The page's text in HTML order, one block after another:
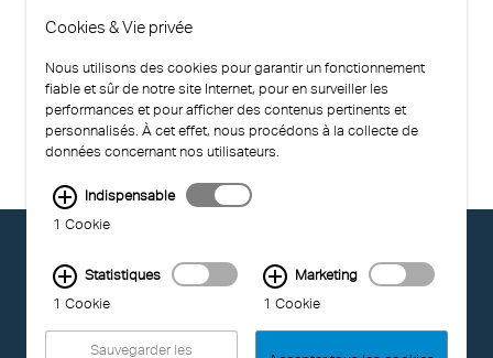
GENERAL CONDITIONS OF USE
PRIVACY STATEMENT
IMPRINT
Cookies & Vie privée
Nous utilisons des cookies pour garantir un fonctionnement
fiable et sûr de notre site Internet, pour en surveiller les
performances et pour afficher des contenus pertinents et
personnalisés. À cet effet, nous procédons à la collecte de
données concernant nos utilisateurs.
Indispensable
1 Cookie
Statistiques
1 Cookie
Marketing
1 Cookie
Sauvegarder les